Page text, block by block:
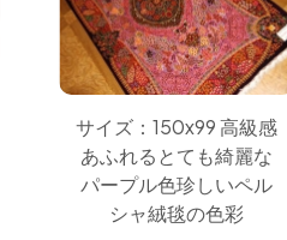
サイズ：150x99 高級感
あふれるとても綺麗な
パープル色珍しいペル
シャ絨毯の色彩